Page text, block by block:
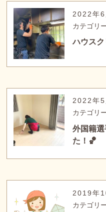
2022年6
カテゴリ
ハウス
2022年5
カテゴリ
外国籍
た！🏀
2019年
カテゴリ